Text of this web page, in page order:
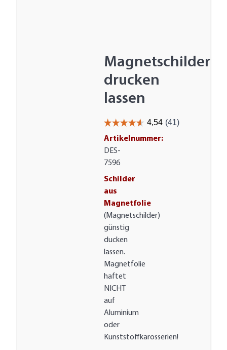
Magnetschilder
drucken
lassen
Artikelnummer:
DES-
7596
Schilder
aus
Magnetfolie
(Magnetschilder)
günstig
ducken
lassen.
Magnetfolie
haftet
NICHT
auf
Aluminium
oder
Kunststoffkarosserien!